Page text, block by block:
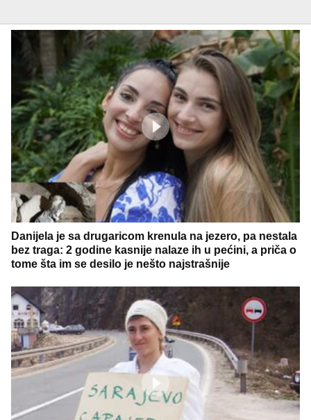
Danijela je sa drugaricom krenula na jezero, pa nestala
bez traga: 2 godine kasnije nalaze ih u pećini, a priča o
tome šta im se desilo je nešto najstrašnije